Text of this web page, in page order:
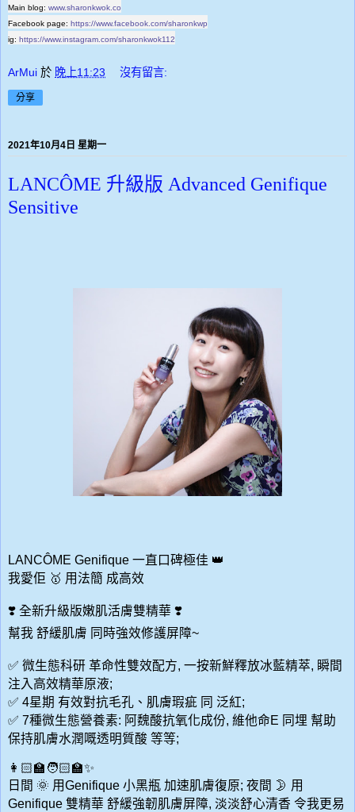
Main blog: www.sharonkwok.co
Facebook page: https://www.facebook.com/sharonkwp
ig: https://www.instagram.com/sharonkwok112
ArMui 於 晚上11:23 沒有留言:
分享
2021年10月4日 星期一
LANCÔME 升級版 Advanced Genifique
Sensitive
LANCÔME Genifique 一直口碑極佳 👑
我愛佢 🥇 用法簡 成高效
❣️ 全新升級版嫩肌活膚雙精華 ❣️
幫我 舒緩肌膚 同時強效修護屏障~
✅ 微生態科研 革命性雙效配方, 一按新鮮釋放冰藍精萃, 瞬間
注入高效精華原液;
✅ 4星期 有效對抗毛孔、肌膚瑕疵 同 泛紅;
✅ 7種微生態營養素: 阿魏酸抗氧化成份, 維他命E 同埋 幫助
保持肌膚水潤嘅透明質酸 等等;
👩🏻‍🏫🧑🏻‍🏫✨
日間 🌞 用Genifique 小黑瓶 加速肌膚復原; 夜間 🌛 用
Genifique 雙精華 舒緩強韌肌膚屏障, 淡淡舒心清香 令我更易